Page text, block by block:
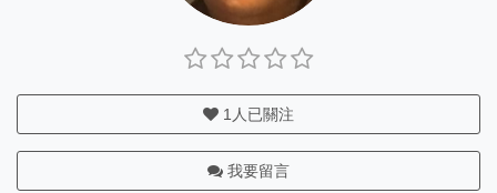
1 人已關注
我要留言